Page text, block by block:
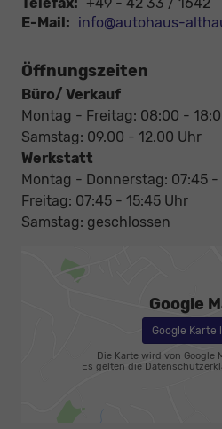
E-Mail: info@autohaus-
Öffnungszeiten
Büro/ Verkauf
Montag - Freitag: 08:00 -
Samstag: 09.00 - 12.00 Uhr
Werkstatt
Montag - Donnerstag: 07:45 -
Freitag: 07:45 - 15:45 Uhr
Samstag: geschlossen
Google
Google Karte
Die Karte wird von Google
Es gelten die